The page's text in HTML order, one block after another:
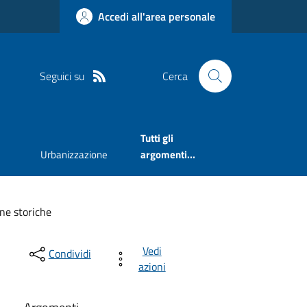
Accedi all'area personale
Seguici su Cerca
Urbanizzazione
Tutti gli
argomenti...
storiche
Condividi
Vedi
azioni